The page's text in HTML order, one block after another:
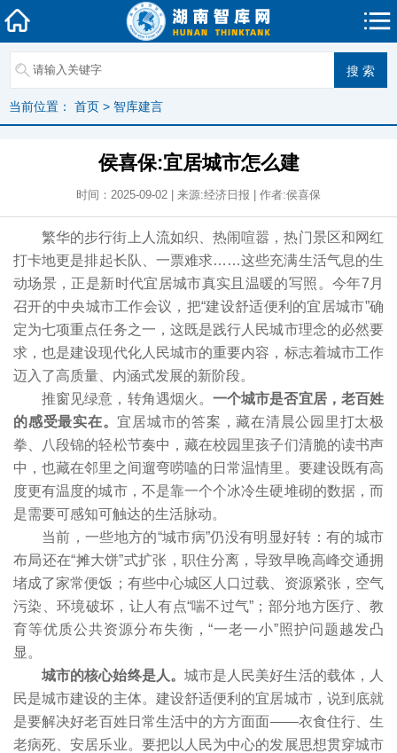
当前位置： 首页 > 智库建言
侯喜保:宜居城市怎么建
时间：2025-09-02 | 来源:经济日报 | 作者:侯喜保
繁华的步行街上人流如织、热闹喧嚣，热门景区和网红
打卡地更是排起长队、一票难求……这些充满生活气息的生
动场景，正是新时代宜居城市真实且温暖的写照。今年7月
召开的中央城市工作会议，把“建设舒适便利的宜居城市”确
定为七项重点任务之一，这既是践行人民城市理念的必然要
求，也是建设现代化人民城市的重要内容，标志着城市工作
迈入了高质量、内涵式发展的新阶段。
推窗见绿意，转角遇烟火。一个城市是否宜居，老百姓
的感受最实在。 宜居城市的答案，藏在清晨公园里打太极
拳、八段锦的轻松节奏中，藏在校园里孩子们清脆的读书声
中，也藏在邻里之间遛弯唠嗑的日常温情里。要建设既有高
度更有温度的城市，不是靠一个个冰冷生硬堆砌的数据，而
是需要可感知可触达的生活脉动。
当前，一些地方的“城市病”仍没有明显好转：有的城市
布局还在“摊大饼”式扩张，职住分离，导致早晚高峰交通拥
堵成了家常便饭；有些中心城区人口过载、资源紧张，空气
污染、环境破坏，让人有点“喘不过气”；部分地方医疗、教
育等优质公共资源分布失衡，“一老一小”照护问题越发凸
显。
城市的核心始终是人。 城市是人民美好生活的载体，人
民是城市建设的主体。建设舒适便利的宜居城市，说到底就
是要解决好老百姓日常生活中的方方面面——衣食住行、生
老病死、安居乐业。要把以人民为中心的发展思想贯穿城市